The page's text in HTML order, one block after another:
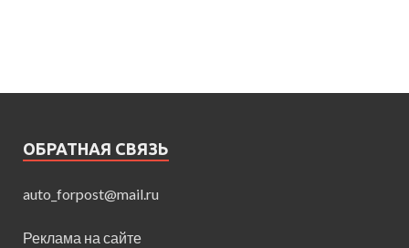
ОБРАТНАЯ СВЯЗЬ
auto_forpost@mail.ru
Реклама на сайте